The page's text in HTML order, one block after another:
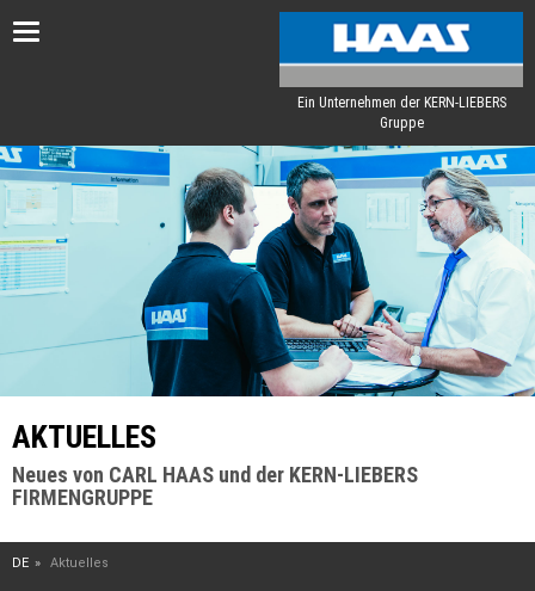
Toggle
Ein Unternehmen der KERN-LIEBERS
Gruppe
AKTUELLES
Neues von CARL HAAS und der KERN-LIEBERS
FIRMENGRUPPE
DE Aktuelles